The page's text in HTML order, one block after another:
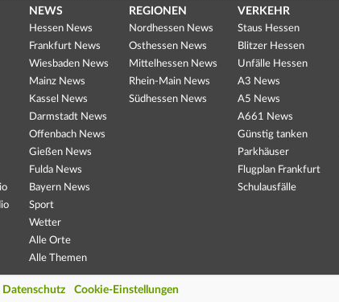
NEWS
Hessen News
Frankfurt News
Wiesbaden News
Mainz News
Kassel News
Darmstadt News
Offenbach News
Gießen News
Fulda News
Bayern News
Sport
Wetter
Alle Orte
Alle Themen
REGIONEN
Nordhessen News
Osthessen News
Mittelhessen News
Rhein-Main News
Südhessen News
VERKEHR
Staus Hessen
Blitzer Hessen
Unfälle Hessen
A3 News
A5 News
A661 News
Günstig tanken
Parkhäuser
Flugplan Frankfurt
Schulausfälle
Datenschutz Cookie-Einstellungen